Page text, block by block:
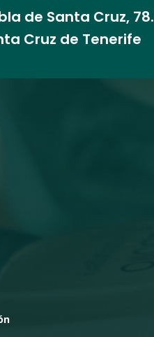
de Santa Cruz, 78.
Cruz de Tenerife